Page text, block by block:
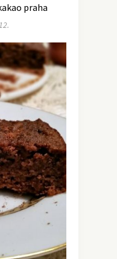
praha